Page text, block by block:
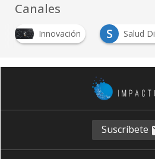
Canales
Innovación Salud Digital
Suscríbete